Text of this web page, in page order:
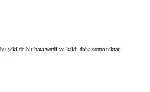
şekilde bir hata verdi ve kaldı daha sonra tekrar